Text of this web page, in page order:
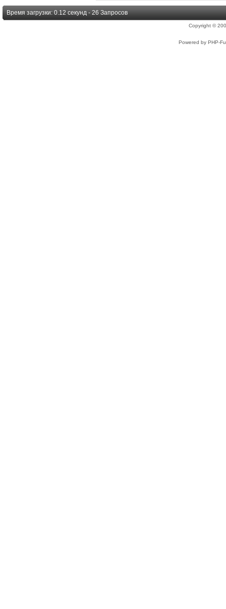
Время загрузки: 0.12 секунд - 26 Запросов
Copyright ©
Powered by PHP-